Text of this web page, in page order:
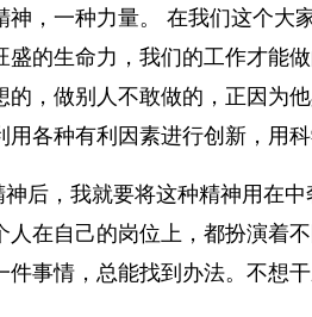
神，一种力量。 在我们这个大
盛的生命力，我们的工作才能
的，做别人不敢做的，正因为
用各种有利因素进行创新，用
后，我就要将这种精神用在
人在自己的岗位上，都扮演着
件事情，总能找到办法。不想